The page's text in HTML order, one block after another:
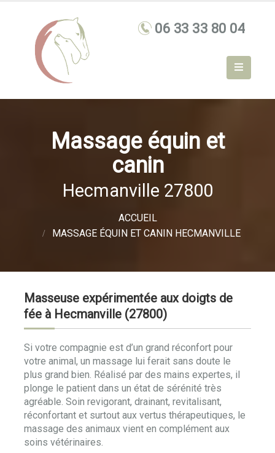
Massage équin et
canin
Hecmanville 27800
ACCUEIL
MASSAGE ÉQUIN ET CANIN HECMANVILLE
Masseuse expérimentée aux doigts de
fée à Hecmanville (27800)
Si votre compagnie est d’un grand réconfort pour
votre animal, un massage lui ferait sans doute le
plus grand bien. Réalisé par des mains expertes, il
plonge le patient dans un état de sérénité très
agréable. Soin revigorant, drainant, revitalisant,
réconfortant et surtout aux vertus thérapeutiques, le
massage des animaux vient en complément aux
soins vétérinaires.